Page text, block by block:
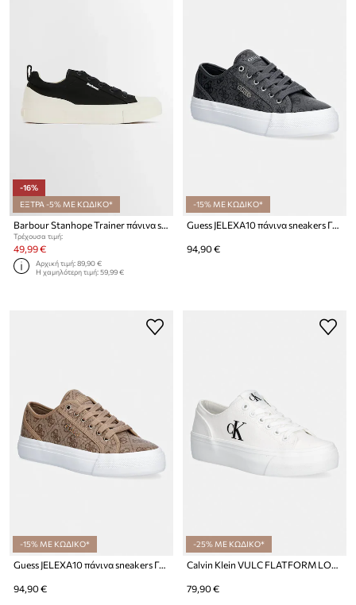
-16%
ΕΞΤΡΑ -5% ΜΕ ΚΩΔΙΚΟ*
Barbour Stanhope Trainer πάνινα sneakers γυναικεία βαμβακερά
Τρέχουσα τιμή:
49,99 €
Αρχική τιμή:89,90 €
Η χαμηλότερη τιμή:59,99 €
-15% ΜΕ ΚΩΔΙΚΟ*
Guess JELEXA10 πάνινα sneakers Γυναικεία
94,90 €
-15% ΜΕ ΚΩΔΙΚΟ*
Guess JELEXA10 πάνινα sneakers Γυναικεία
94,90 €
-25% ΜΕ ΚΩΔΙΚΟ*
79,90 €